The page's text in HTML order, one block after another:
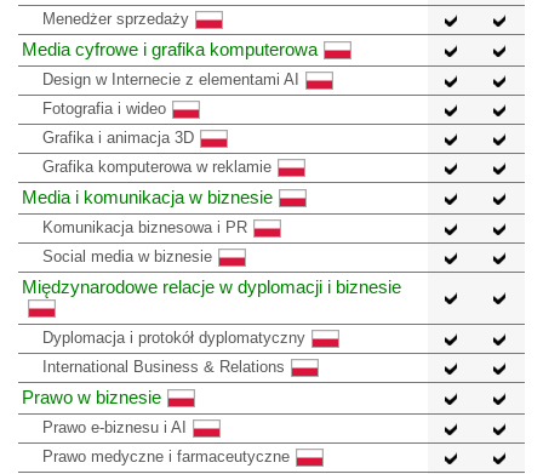
Menedżer sprzedaży
Media cyfrowe i grafika komputerowa
Design w Internecie z elementami AI
Fotografia i wideo
Grafika i animacja 3D
Grafika komputerowa w reklamie
Media i komunikacja w biznesie
Komunikacja biznesowa i PR
Social media w biznesie
Międzynarodowe relacje w dyplomacji i biznesie
Dyplomacja i protokół dyplomatyczny
International Business & Relations
Prawo w biznesie
Prawo e-biznesu i AI
Prawo medyczne i farmaceutyczne